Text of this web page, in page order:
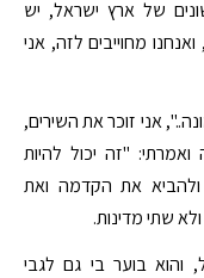
של ארץ ישראל, יש
מחוייבים לזה, אני
אני זוכר את השירים,
"זה יכול להיות
את הקדמה ואת
שתי מדינות.
והוא בוער בי גם לגבי